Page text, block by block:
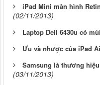
iPad Mini màn hình
(02/11/2013)
Laptop Dell 6430u có
Ưu và nhược của iPad
Samsung là thương
(03/11/2013)